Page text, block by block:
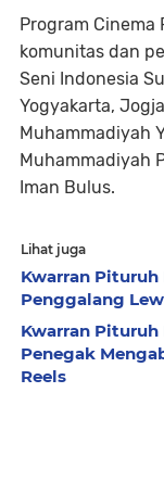
Program
komunitas dan
Seni Indonesia
Yogyakarta,
Muhammadiyah
Muhammadiyah
Iman Bulus.
Lihat juga
Kwarran Pituruh
Penggalang
Kwarran
Penegak
Reels